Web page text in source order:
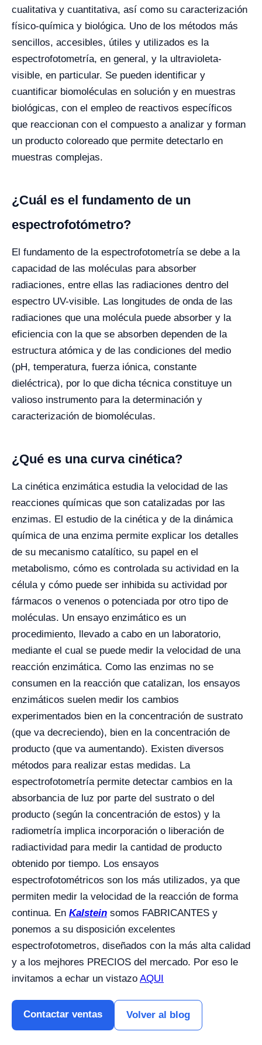
cualitativa y cuantitativa, así como su caracterización
físico-química y biológica. Uno de los métodos más
sencillos, accesibles, útiles y utilizados es la
espectrofotometría, en general, y la ultravioleta-
visible, en particular. Se pueden identificar y
cuantificar biomoléculas en solución y en muestras
biológicas, con el empleo de reactivos específicos
que reaccionan con el compuesto a analizar y forman
un producto coloreado que permite detectarlo en
muestras complejas.
¿Cuál es el fundamento de un
espectrofotómetro?
El fundamento de la espectrofotometría se debe a la
capacidad de las moléculas para absorber
radiaciones, entre ellas las radiaciones dentro del
espectro UV-visible. Las longitudes de onda de las
radiaciones que una molécula puede absorber y la
eficiencia con la que se absorben dependen de la
estructura atómica y de las condiciones del medio
(pH, temperatura, fuerza iónica, constante
dieléctrica), por lo que dicha técnica constituye un
valioso instrumento para la determinación y
caracterización de biomoléculas.
¿Qué es una curva cinética?
La cinética enzimática estudia la velocidad de las
reacciones químicas que son catalizadas por las
enzimas. El estudio de la cinética y de la dinámica
química de una enzima permite explicar los detalles
de su mecanismo catalítico, su papel en el
metabolismo, cómo es controlada su actividad en la
célula y cómo puede ser inhibida su actividad por
fármacos o venenos o potenciada por otro tipo de
moléculas. Un ensayo enzimático es un
procedimiento, llevado a cabo en un laboratorio,
mediante el cual se puede medir la velocidad de una
reacción enzimática. Como las enzimas no se
consumen en la reacción que catalizan, los ensayos
enzimáticos suelen medir los cambios
experimentados bien en la concentración de sustrato
(que va decreciendo), bien en la concentración de
producto (que va aumentando). Existen diversos
métodos para realizar estas medidas. La
espectrofotometría permite detectar cambios en la
absorbancia de luz por parte del sustrato o del
producto (según la concentración de estos) y la
radiometría implica incorporación o liberación de
radiactividad para medir la cantidad de producto
obtenido por tiempo. Los ensayos
espectrofotométricos son los más utilizados, ya que
permiten medir la velocidad de la reacción de forma
continua. En Kalstein somos FABRICANTES y
ponemos a su disposición excelentes
espectrofotometros, diseñados con la más alta calidad
y a los mejhores PRECIOS del mercado. Por eso le
invitamos a echar un vistazo AQUI
Contactar ventas Volver al blog